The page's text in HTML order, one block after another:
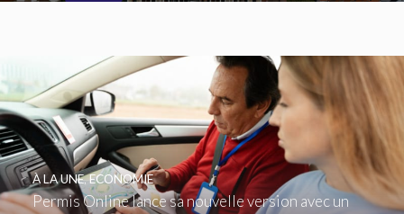
Permis Online lance sa nouvelle version avec un
À LA UNE,ECONOMIE